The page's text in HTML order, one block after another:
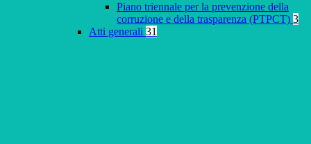
Piano triennale per la prevenzione della
corruzione e della trasparenza (PTPCT) 3
Atti generali 31